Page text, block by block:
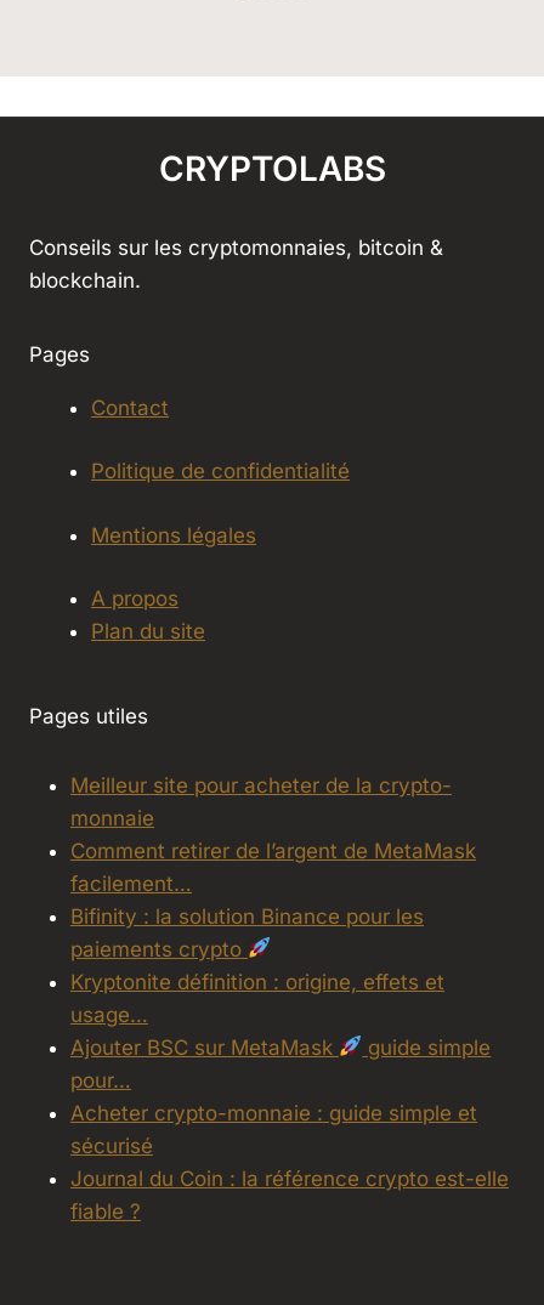
CRYPTOLABS
Conseils sur les cryptomonnaies, bitcoin &
blockchain.
Pages
Contact
Politique de confidentialité
Mentions légales
A propos
Plan du site
Pages utiles
Meilleur site pour acheter de la crypto-
monnaie
Comment retirer de l’argent de MetaMask
facilement…
Bifinity : la solution Binance pour les
paiements crypto
Kryptonite définition : origine, effets et
usage…
Ajouter BSC sur MetaMask
guide simple
pour…
Acheter crypto-monnaie : guide simple et
sécurisé
Journal du Coin : la référence crypto est-elle
fiable ?